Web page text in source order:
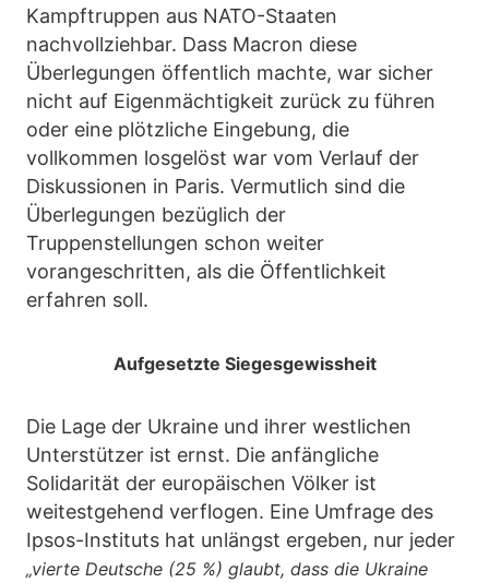
Kampftruppen aus NATO-Staaten
nachvollziehbar. Dass Macron diese
Überlegungen öffentlich machte, war sicher
nicht auf Eigenmächtigkeit zurück zu führen
oder eine plötzliche Eingebung, die
vollkommen losgelöst war vom Verlauf der
Diskussionen in Paris. Vermutlich sind die
Überlegungen bezüglich der
Truppenstellungen schon weiter
vorangeschritten, als die Öffentlichkeit
erfahren soll.
Aufgesetzte Siegesgewissheit
Die Lage der Ukraine und ihrer westlichen
Unterstützer ist ernst. Die anfängliche
Solidarität der europäischen Völker ist
weitestgehend verflogen. Eine Umfrage des
Ipsos-Instituts hat unlängst ergeben, nur jeder
„vierte Deutsche (25 %) glaubt, dass die Ukraine